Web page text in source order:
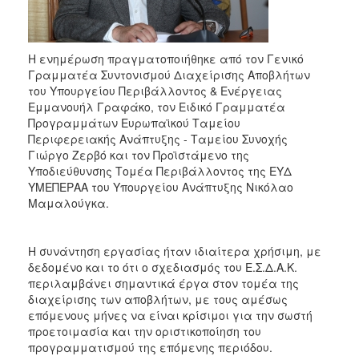
ΔΗΜΟΤΗΣ
ΕΠΙΣΚΕΠΤΗΣ
ΗΡΑΚΛΕΙΟ
Η ενημέρωση πραγματοποιήθηκε από τον Γενικό
Γραμματέα Συντονισμού Διαχείρισης Αποβλήτων
του Υπουργείου Περιβάλλοντος & Ενέργειας
Εμμανουήλ Γραφάκο, τον Ειδικό Γραμματέα
Προγραμμάτων Ευρωπαϊκού Ταμείου
Περιφερειακής Ανάπτυξης - Ταμείου Συνοχής
Γιώργο Ζερβό και τον Προϊστάμενο της
Υποδιεύθυνσης Τομέα Περιβάλλοντος της ΕΥΔ
ΥΜΕΠΕΡΑΑ του Υπουργείου Ανάπτυξης Νικόλαο
Μαμαλούγκα.
Η συνάντηση εργασίας ήταν ιδιαίτερα χρήσιμη, με
δεδομένο και το ότι ο σχεδιασμός του Ε.Σ.Δ.Α.Κ.
περιλαμβάνει σημαντικά έργα στον τομέα της
διαχείρισης των αποβλήτων, με τους αμέσως
επόμενους μήνες να είναι κρίσιμοι για την σωστή
προετοιμασία και την οριστικοποίηση του
προγραμματισμού της επόμενης περιόδου.